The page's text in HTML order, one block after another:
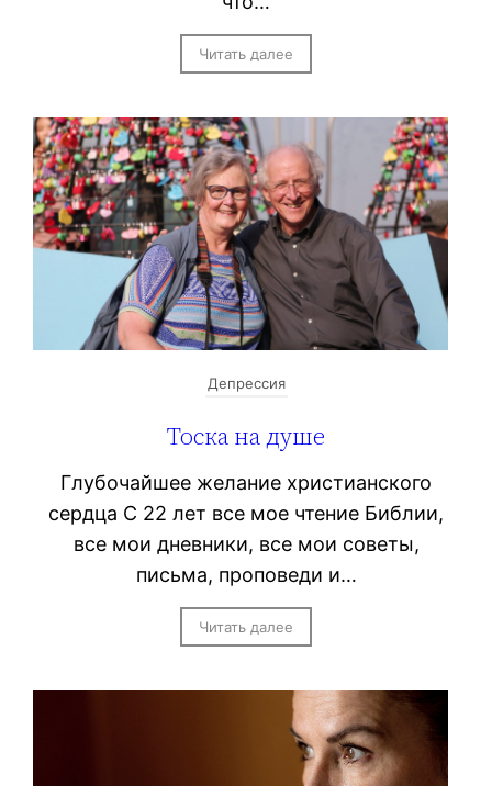
Читать далее
Депрессия
Тоска на душе
Глубочайшее желание христианского
сердца С 22 лет все мое чтение Библии,
все мои дневники, все мои советы,
письма, проповеди и…
Читать далее